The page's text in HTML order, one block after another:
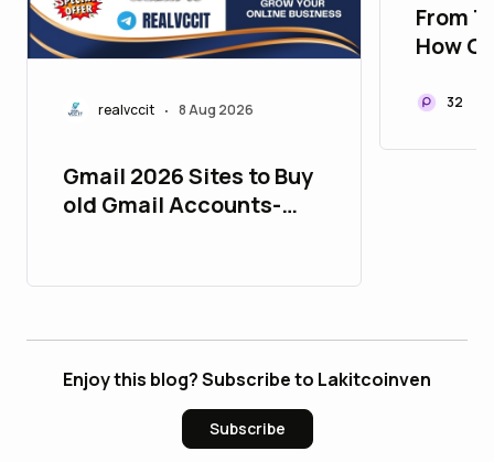
realvccit • 8 Aug 2026
Gmail 2026 Sites to Buy
old Gmail Accounts-
From
How
of 32
Enjoy this blog? Subscribe to Lakitcoinven
Subscribe